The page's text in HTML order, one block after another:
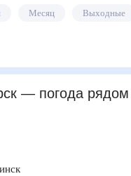
Месяц Выходные
— погода рядом